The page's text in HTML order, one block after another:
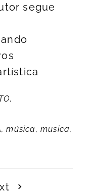
segue
,
,música,musica,